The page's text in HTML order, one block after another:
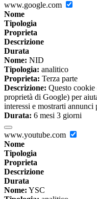
www.google.com
Nome
Tipologia
Proprieta
Descrizione
Durata
Nome: NID
Tipologia: analitico
Proprieta: Terza parte
Descrizione: Questo
proprietà di Google) per
interessi e mostrarti
Durata: 6 mesi 3 giorni
www.youtube.com
Nome
Tipologia
Proprieta
Descrizione
Durata
Nome: YSC